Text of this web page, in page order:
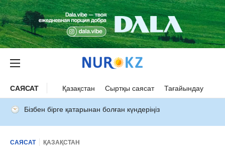
САЯСАТ Қазақстан Сыртқы саясат Тағайындау
Бізбен бірге қатарынан болған күндеріңіз
САЯСАТ ҚАЗАҚСТАН